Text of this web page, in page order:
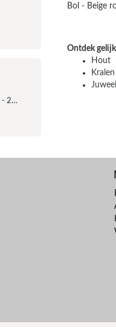
Bol - Beige roze - Hout - 20mm
Bol - Beige
Ontdek
Hout